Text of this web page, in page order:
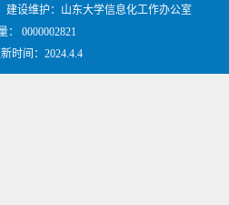
建设维护：山东大学信息化工作办公室
： 0000002821
时间： 2024.4.4